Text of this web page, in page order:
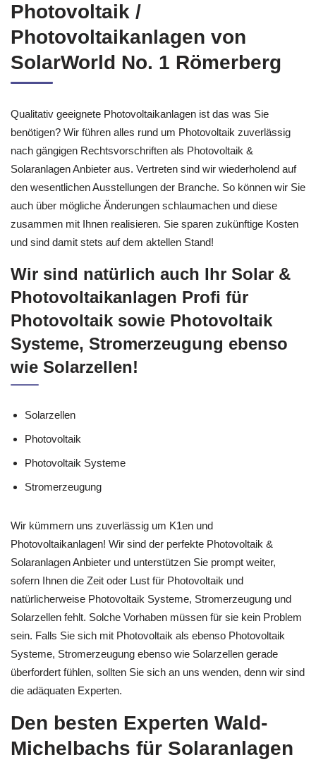
Photovoltaik /
Photovoltaikanlagen von
SolarWorld No. 1 Römerberg
Qualitativ geeignete Photovoltaikanlagen ist das was Sie
benötigen? Wir führen alles rund um Photovoltaik zuverlässig
nach gängigen Rechtsvorschriften als Photovoltaik &
Solaranlagen Anbieter aus. Vertreten sind wir wiederholend auf
den wesentlichen Ausstellungen der Branche. So können wir Sie
auch über mögliche Änderungen schlaumachen und diese
zusammen mit Ihnen realisieren. Sie sparen zukünftige Kosten
und sind damit stets auf dem aktellen Stand!
Wir sind natürlich auch Ihr Solar &
Photovoltaikanlagen Profi für
Photovoltaik sowie Photovoltaik
Systeme, Stromerzeugung ebenso
wie Solarzellen!
Solarzellen
Photovoltaik
Photovoltaik Systeme
Stromerzeugung
Wir kümmern uns zuverlässig um K1en und
Photovoltaikanlagen! Wir sind der perfekte Photovoltaik &
Solaranlagen Anbieter und unterstützen Sie prompt weiter,
sofern Ihnen die Zeit oder Lust für Photovoltaik und
natürlicherweise Photovoltaik Systeme, Stromerzeugung und
Solarzellen fehlt. Solche Vorhaben müssen für sie kein Problem
sein. Falls Sie sich mit Photovoltaik als ebenso Photovoltaik
Systeme, Stromerzeugung ebenso wie Solarzellen gerade
überfordert fühlen, sollten Sie sich an uns wenden, denn wir sind
die adäquaten Experten.
Den besten Experten Wald-
Michelbachs für Solaranlagen